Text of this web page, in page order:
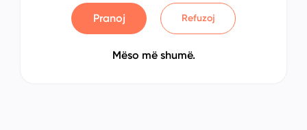
Pranoj Refuzoj
Mëso më shumë.